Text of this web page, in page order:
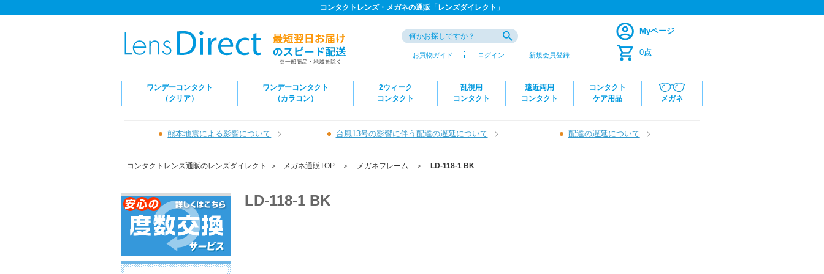
コンタクトレンズ・メガネの通販「レンズダイレクト」
お買物ガイド ログイン 新規会員登録
Myページ
0点
ワンデーコンタクト
（クリア）
ワンデーコンタクト
（カラコン）
2ウィーク
コンタクト
乱視用
コンタクト
遠近両用
コンタクト
コンタクト
ケア用品
メガネ
熊本地震による影響について 台風13号の影響に伴う配達の遅延について 配達の遅延について
コンタクトレンズ通販のレンズダイレクト ＞ メガネ通販TOP ＞ メガネフレーム ＞ LD-118-1 BK
LD-118-1 BK